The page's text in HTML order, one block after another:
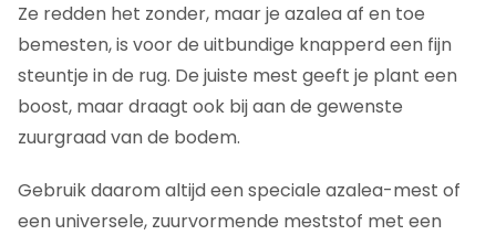
Ze redden het zonder, maar je azalea af en toe
bemesten, is voor de uitbundige knapperd een fijn
steuntje in de rug. De juiste mest geeft je plant een
boost, maar draagt ook bij aan de gewenste
zuurgraad van de bodem.
Gebruik daarom altijd een speciale azalea-mest of
een universele, zuurvormende meststof met een